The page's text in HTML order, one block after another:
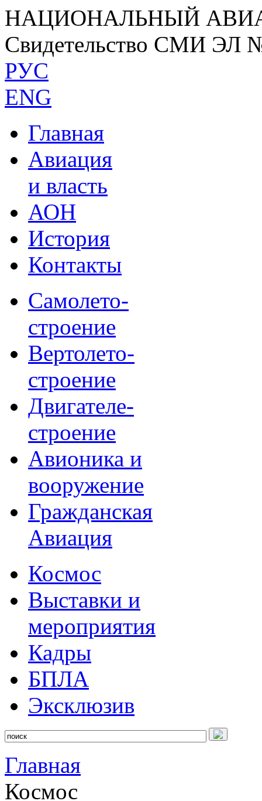
НАЦИОНАЛЬНЫЙ
Свидетельство СМИ ЭЛ
РУС
ENG
Главная
Авиация
и власть
АОН
История
Контакты
Самолето-
строение
Вертолето-
строение
Двигателе-
строение
Авионика и
вооружение
Гражданская
Авиация
Космос
Выставки и
мероприятия
Кадры
БПЛА
Эксклюзив
Главная
Космос